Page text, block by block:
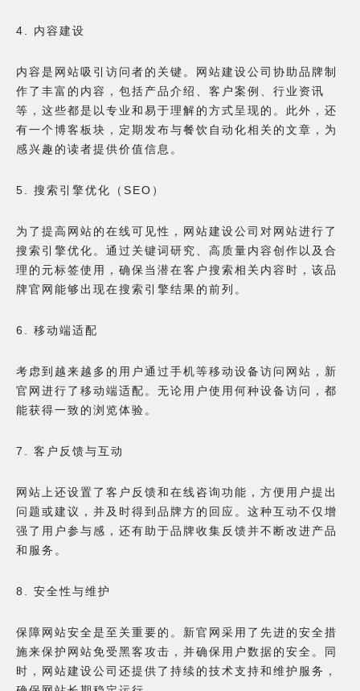
4. 内容建设
内容是网站吸引访问者的关键。网站建设公司协助品牌制
作了丰富的内容，包括产品介绍、客户案例、行业资讯
等，这些都是以专业和易于理解的方式呈现的。此外，还
有一个博客板块，定期发布与餐饮自动化相关的文章，为
感兴趣的读者提供价值信息。
5. 搜索引擎优化（SEO）
为了提高网站的在线可见性，网站建设公司对网站进行了
搜索引擎优化。通过关键词研究、高质量内容创作以及合
理的元标签使用，确保当潜在客户搜索相关内容时，该品
牌官网能够出现在搜索引擎结果的前列。
6. 移动端适配
考虑到越来越多的用户通过手机等移动设备访问网站，新
官网进行了移动端适配。无论用户使用何种设备访问，都
能获得一致的浏览体验。
7. 客户反馈与互动
网站上还设置了客户反馈和在线咨询功能，方便用户提出
问题或建议，并及时得到品牌方的回应。这种互动不仅增
强了用户参与感，还有助于品牌收集反馈并不断改进产品
和服务。
8. 安全性与维护
保障网站安全是至关重要的。新官网采用了先进的安全措
施来保护网站免受黑客攻击，并确保用户数据的安全。同
时，网站建设公司还提供了持续的技术支持和维护服务，